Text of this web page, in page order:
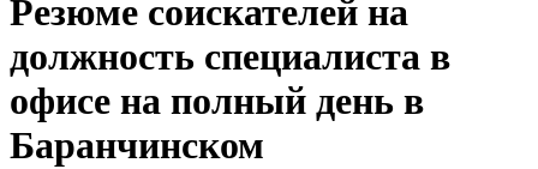
Резюме соискателей на
должность специалиста в
офисе на полный день в
Баранчинском